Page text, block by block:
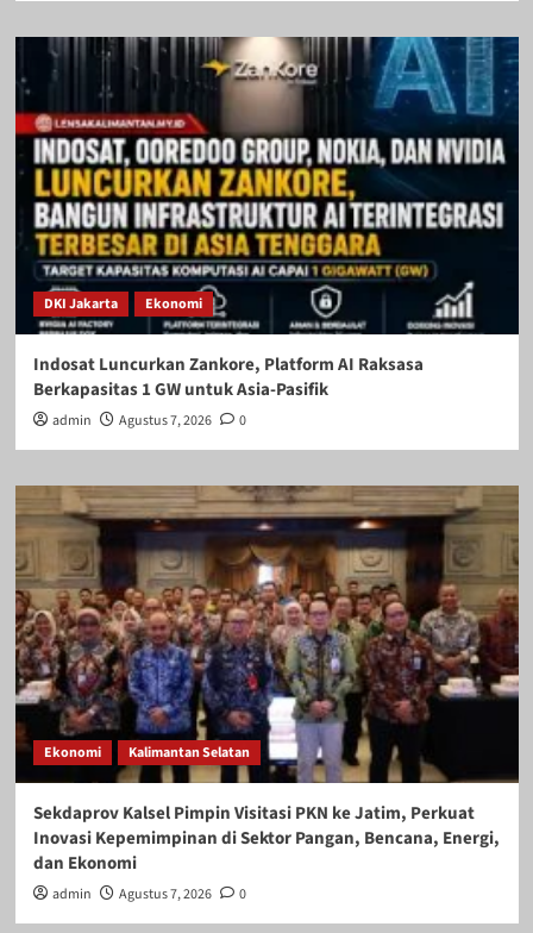
DKI Jakarta Ekonomi
Indosat Luncurkan Zankore, Platform AI Raksasa
Berkapasitas 1 GW untuk Asia-Pasifik
admin Agustus 7, 2026 0
Ekonomi Kalimantan Selatan
Sekdaprov Kalsel Pimpin Visitasi PKN ke Jatim, Perkuat
Inovasi Kepemimpinan di Sektor Pangan, Bencana, Energi,
dan Ekonomi
admin Agustus 7, 2026 0